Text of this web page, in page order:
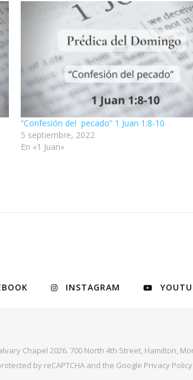
“Confesión del pecado” 1 Juan 1:8-10
5 septiembre, 2022
En «1 Juan»
INSTAGRAM
Chapel 2026. 700 North 4th Street, Hamilton,
by reCAPTCHA and the Google Privacy Policy